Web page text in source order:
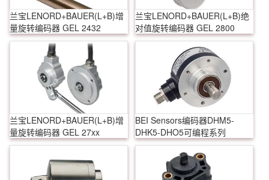
兰宝LENORD+BAUER(L+B)增
量旋转编码器 GEL 2432
兰宝LENORD+BAUER(L+B)绝
对值旋转编码器 GEL 2800
兰宝LENORD+BAUER(L+B)增
量旋转编码器 GEL 27xx
BEI Sensors编码器DHM5-
DHK5-DHO5可编程系列